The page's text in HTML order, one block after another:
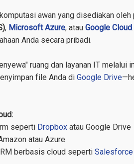
awan yang disediakan
, Microsoft Azure, atau Google Cloud
Anda secara pribadi.
ruang dan layanan IT melalui
file Anda di Google Drive
seperti Dropbox atau Google Drive
atau Azure
berbasis cloud seperti Salesforce